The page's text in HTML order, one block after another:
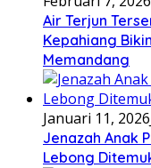
Air Terjun
Kepahiang
Memandang
Januari 11, 2026
Jenazah Anak
Lebong